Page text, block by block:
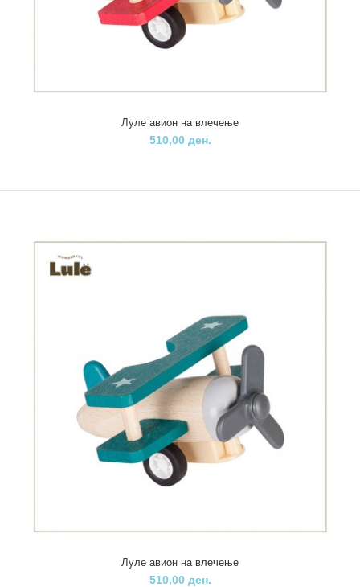
Луле авион на влечење
510,00 ден.
..
Луле авион на влечење
510,00 ден.
Луле авион на влечење
510,00 ден.